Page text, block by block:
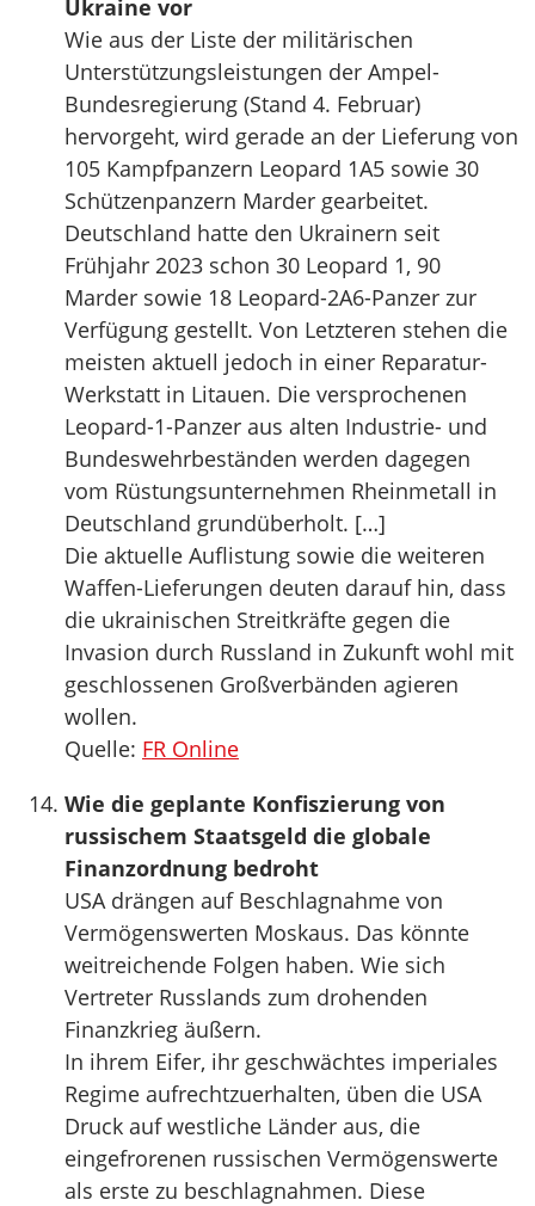
Ukraine vor
Wie aus der Liste der militärischen
Unterstützungsleistungen der Ampel-
Bundesregierung (Stand 4. Februar)
hervorgeht, wird gerade an der Lieferung von
105 Kampfpanzern Leopard 1A5 sowie 30
Schützenpanzern Marder gearbeitet.
Deutschland hatte den Ukrainern seit
Frühjahr 2023 schon 30 Leopard 1, 90
Marder sowie 18 Leopard-2A6-Panzer zur
Verfügung gestellt. Von Letzteren stehen die
meisten aktuell jedoch in einer Reparatur-
Werkstatt in Litauen. Die versprochenen
Leopard-1-Panzer aus alten Industrie- und
Bundeswehrbeständen werden dagegen
vom Rüstungsunternehmen Rheinmetall in
Deutschland grundüberholt. […]
Die aktuelle Auflistung sowie die weiteren
Waffen-Lieferungen deuten darauf hin, dass
die ukrainischen Streitkräfte gegen die
Invasion durch Russland in Zukunft wohl mit
geschlossenen Großverbänden agieren
wollen.
Quelle: FR Online
Wie die geplante Konfiszierung von
russischem Staatsgeld die globale
Finanzordnung bedroht
USA drängen auf Beschlagnahme von
Vermögenswerten Moskaus. Das könnte
weitreichende Folgen haben. Wie sich
Vertreter Russlands zum drohenden
Finanzkrieg äußern.
In ihrem Eifer, ihr geschwächtes imperiales
Regime aufrechtzuerhalten, üben die USA
Druck auf westliche Länder aus, die
eingefrorenen russischen Vermögenswerte
als erste zu beschlagnahmen. Diese